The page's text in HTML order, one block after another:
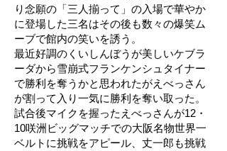
り念願の「三人揃って」の入場で華やか
に登場した三名はその後も数々の爆笑ム
ーブで館内の笑いを誘う。
最近好調のくいしんぼうが美しいケブラ
ーダから雪崩式フランケンシュタイナー
で勝利を奪うかと思われたがえべっさん
が割って入り一気に勝利を奪い取った。
試合後マイクを握ったえべっさんが12・
10咲洲ビッグマッチでの大阪名物世界一
ベルトに挑戦をアピール、丈一郎も挑戦